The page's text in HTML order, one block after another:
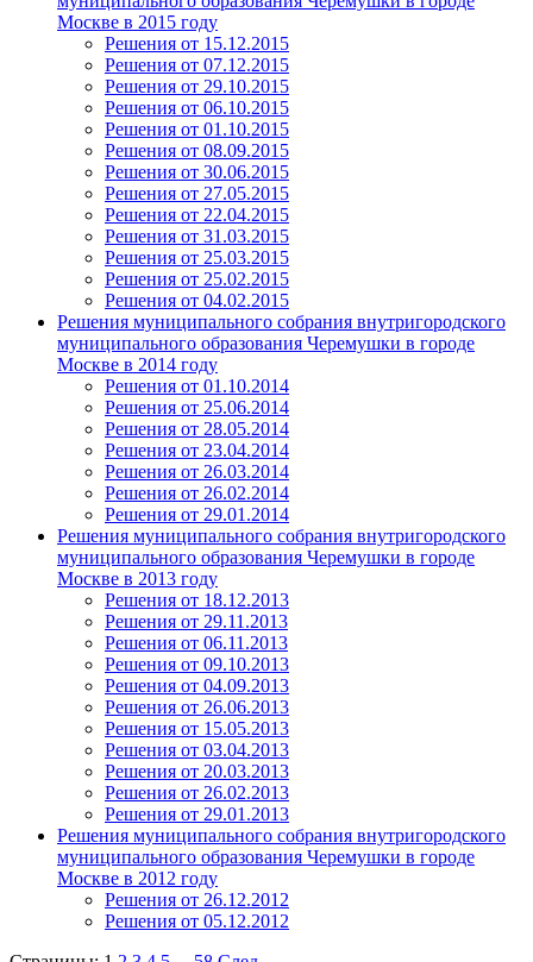
Москве в 2015 году
Решения от 15.12.2015
Решения от 07.12.2015
Решения от 29.10.2015
Решения от 06.10.2015
Решения от 01.10.2015
Решения от 08.09.2015
Решения от 30.06.2015
Решения от 27.05.2015
Решения от 22.04.2015
Решения от 31.03.2015
Решения от 25.03.2015
Решения от 25.02.2015
Решения от 04.02.2015
Решения муниципального собрания внутригородского
муниципального образования Черемушки в городе
Москве в 2014 году
Решения от 01.10.2014
Решения от 25.06.2014
Решения от 28.05.2014
Решения от 23.04.2014
Решения от 26.03.2014
Решения от 26.02.2014
Решения от 29.01.2014
Решения муниципального собрания внутригородского
муниципального образования Черемушки в городе
Москве в 2013 году
Решения от 18.12.2013
Решения от 29.11.2013
Решения от 06.11.2013
Решения от 09.10.2013
Решения от 04.09.2013
Решения от 26.06.2013
Решения от 15.05.2013
Решения от 03.04.2013
Решения от 20.03.2013
Решения от 26.02.2013
Решения от 29.01.2013
Решения муниципального собрания внутригородского
муниципального образования Черемушки в городе
Москве в 2012 году
Решения от 26.12.2012
Решения от 05.12.2012